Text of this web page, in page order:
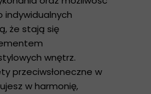
że stają się
wnętrz.
przeciwsłoneczne w
w harmonię,